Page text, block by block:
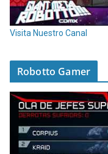
Visita Nuestro Canal
Robotto Gamer